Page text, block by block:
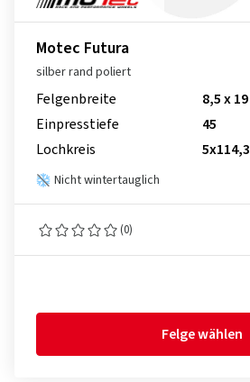
Motec Futura
silber rand poliert
Felgenbreite
8,5 x 19
Einpresstiefe
45
Lochkreis
5x114,3
Nicht wintertauglich
(0)
Felge wählen